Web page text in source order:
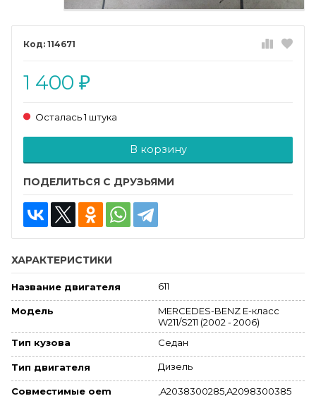
114671
1 400 ₽
Осталась 1 штука
В корзину
ПОДЕЛИТЬСЯ С ДРУЗЬЯМИ
ХАРАКТЕРИСТИКИ
Название двигателя 611
Модель
MERCEDES-BENZ E-класс
W211/S211 (2002 - 2006)
Тип кузова
Седан
Тип двигателя Дизель
Совместимые oem
,A2038300285,A2098300385